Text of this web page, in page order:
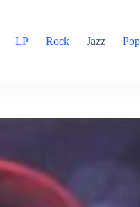
LP Rock Jazz Pop